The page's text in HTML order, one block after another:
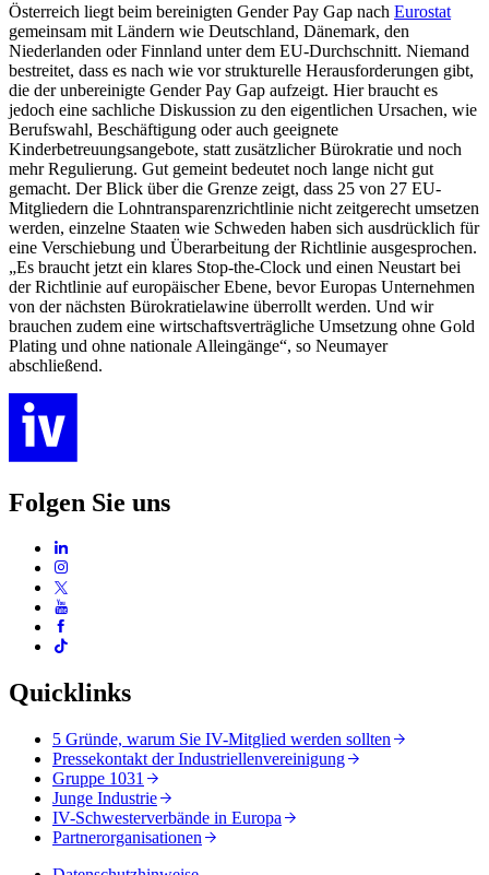
Österreich liegt beim bereinigten Gender Pay Gap nach Eurostat
gemeinsam mit Ländern wie Deutschland, Dänemark, den
Niederlanden oder Finnland unter dem EU-Durchschnitt. Niemand
bestreitet, dass es nach wie vor strukturelle Herausforderungen gibt,
die der unbereinigte Gender Pay Gap aufzeigt. Hier braucht es
jedoch eine sachliche Diskussion zu den eigentlichen Ursachen, wie
Berufswahl, Beschäftigung oder auch geeignete
Kinderbetreuungsangebote, statt zusätzlicher Bürokratie und noch
mehr Regulierung. Gut gemeint bedeutet noch lange nicht gut
gemacht. Der Blick über die Grenze zeigt, dass 25 von 27 EU-
Mitgliedern die Lohntransparenzrichtlinie nicht zeitgerecht umsetzen
werden, einzelne Staaten wie Schweden haben sich ausdrücklich für
eine Verschiebung und Überarbeitung der Richtlinie ausgesprochen.
„Es braucht jetzt ein klares Stop-the-Clock und einen Neustart bei
der Richtlinie auf europäischer Ebene, bevor Europas Unternehmen
von der nächsten Bürokratielawine überrollt werden. Und wir
brauchen zudem eine wirtschaftsverträgliche Umsetzung ohne Gold
Plating und ohne nationale Alleingänge“, so Neumayer
abschließend.
Folgen Sie uns
Quicklinks
5 Gründe, warum Sie IV-Mitglied werden sollten
Pressekontakt der Industriellenvereinigung
Gruppe 1031
Junge Industrie
IV-Schwesterverbände in Europa
Partnerorganisationen